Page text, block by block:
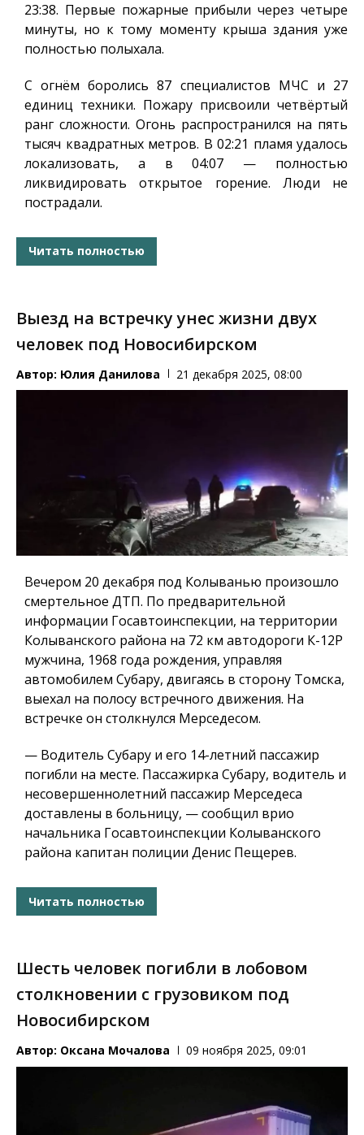
23:38. Первые пожарные прибыли через четыре
минуты, но к тому моменту крыша здания уже
полностью полыхала.
С огнём боролись 87 специалистов МЧС и 27
единиц техники. Пожару присвоили четвёртый
ранг сложности. Огонь распространился на пять
тысяч квадратных метров. В 02:21 пламя удалось
локализовать, а в 04:07 — полностью
ликвидировать открытое горение. Люди не
пострадали.
Читать полностью
Выезд на встречку унес жизни двух
человек под Новосибирском
Автор: Юлия Данилова 21 декабря 2025, 08:00
Вечером 20 декабря под Колыванью произошло
смертельное ДТП. По предварительной
информации Госавтоинспекции, на территории
Колыванского района на 72 км автодороги К-12Р
мужчина, 1968 года рождения, управляя
автомобилем Субару, двигаясь в сторону Томска,
выехал на полосу встречного движения. На
встречке он столкнулся Мерседесом.
— Водитель Субару и его 14-летний пассажир
погибли на месте. Пассажирка Субару, водитель и
несовершеннолетний пассажир Мерседеса
доставлены в больницу, — сообщил врио
начальника Госавтоинспекции Колыванского
района капитан полиции Денис Пещерев.
Читать полностью
Шесть человек погибли в лобовом
столкновении с грузовиком под
Новосибирском
Автор: Оксана Мочалова 09 ноября 2025, 09:01